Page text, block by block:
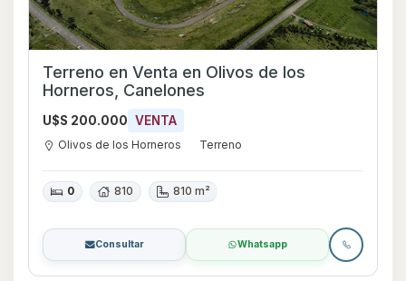
Terreno en Venta en Olivos de los
Horneros, Canelones
U$S 200.000 VENTA
Olivos de los Horneros Terreno
0 810 810 m²
Consultar Whatsapp